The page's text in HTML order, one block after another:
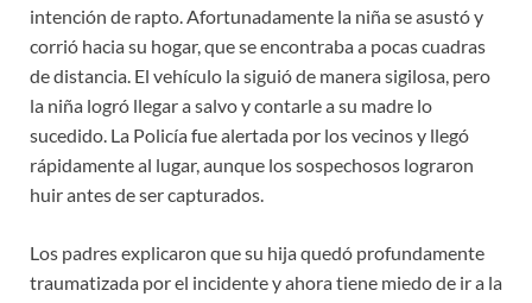
intención de rapto. Afortunadamente la niña se asustó y
corrió hacia su hogar, que se encontraba a pocas cuadras
de distancia. El vehículo la siguió de manera sigilosa, pero
la niña logró llegar a salvo y contarle a su madre lo
sucedido. La Policía fue alertada por los vecinos y llegó
rápidamente al lugar, aunque los sospechosos lograron
huir antes de ser capturados.
Los padres explicaron que su hija quedó profundamente
traumatizada por el incidente y ahora tiene miedo de ir a la